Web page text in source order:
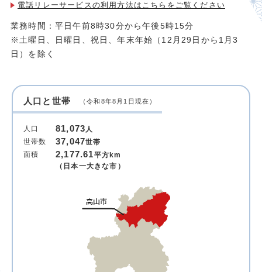
電話リレーサービスの利用方法は こちらをご覧ください
業務時間：平日午前8時30分から午後5時15分
※土曜日、日曜日、祝日、年末年始（12月29日から1月3
日）を除く
人口と世帯 （令和8年8月1日現在）
人口 81,073人
世帯数
37,047世帯
面積
2,177.61平方km
（日本一大きな市）